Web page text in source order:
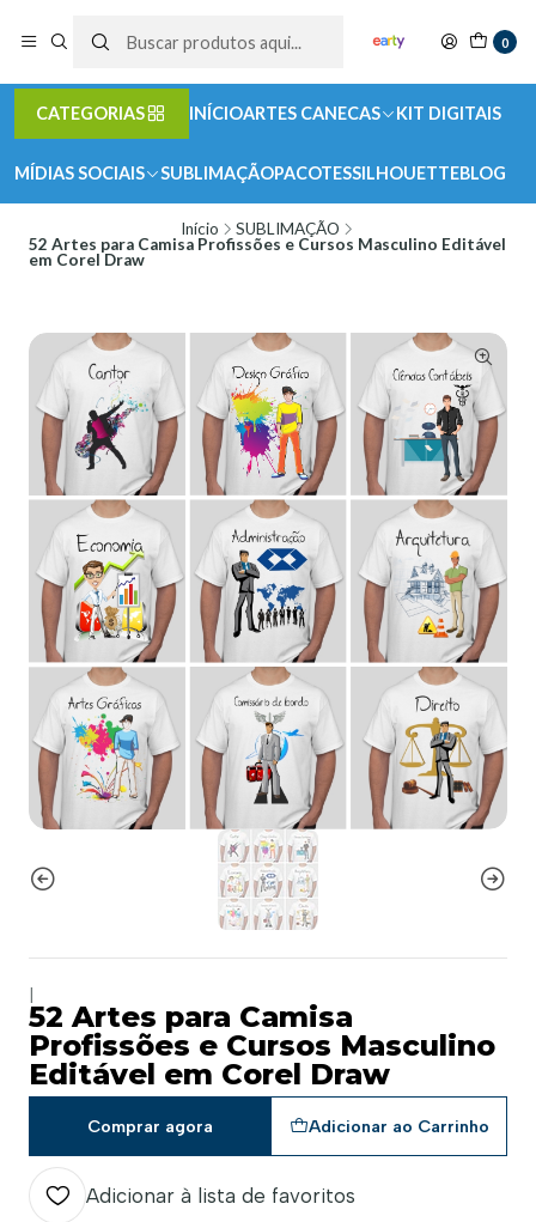
0
CATEGORIAS INÍCIOARTES CANECAS KIT DIGITAIS
MÍDIAS SOCIAIS SUBLIMAÇÃOPACOTESSILHOUETTEBLOG
Início
SUBLIMAÇÃO
52 Artes para Camisa Profissões e Cursos Masculino Editável
em Corel Draw
52 Artes para Camisa
Profissões e Cursos Masculino
Editável em Corel Draw
Adicionar ao Carrinho
Comprar agora
Adicionar à lista de favoritos